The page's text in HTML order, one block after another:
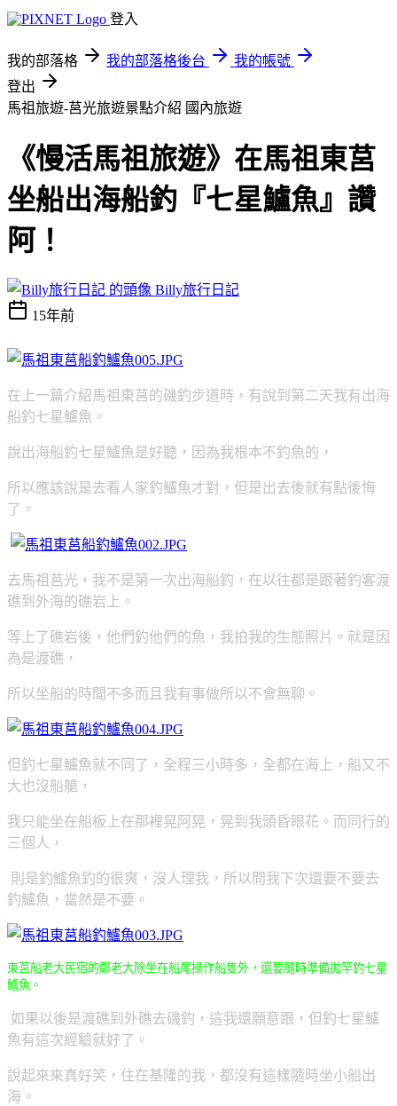
登入
我的部落格 我的部落格後台
我的帳號
登出
馬祖旅遊-莒光旅遊景點介紹 國內旅遊
《慢活馬祖旅遊》在馬祖東莒
坐船出海船釣『七星鱸魚』讚
阿！
Billy旅行日記
15年前
在上一篇介紹馬祖東莒的磯釣步道時，有說到第二天我有出海
船釣七星鱸魚。
說出海船釣七星鱸魚是好聽，因為我根本不釣魚的，
所以應該說是去看人家釣鱸魚才對，但是出去後就有點後悔
了。
去馬祖莒光，我不是第一次出海船釣，在以往都是跟著釣客渡
礁到外海的礁岩上。
等上了礁岩後，他們釣他們的魚，我拍我的生態照片。就是因
為是渡礁，
所以坐船的時間不多而且我有事做所以不會無聊。
但釣七星鱸魚就不同了，全程三小時多，全都在海上，船又不
大也沒船艙，
我只能坐在船板上在那裡晃阿晃，晃到我頭昏眼花。而同行的
三個人，
則是釣鱸魚釣的很爽，沒人理我，所以問我下次還要不要去
釣鱸魚，當然是不要。
東莒船老大民宿的鄭老大除坐在船尾操作船隻外，還要隨時準備拋竿釣七星
鱸魚。
如果以後是渡礁到外礁去磯釣，這我還願意跟，但釣七星鱸
魚有這次經驗就好了。
說起來來真好笑，住在基隆的我，都沒有這樣隨時坐小船出
海。